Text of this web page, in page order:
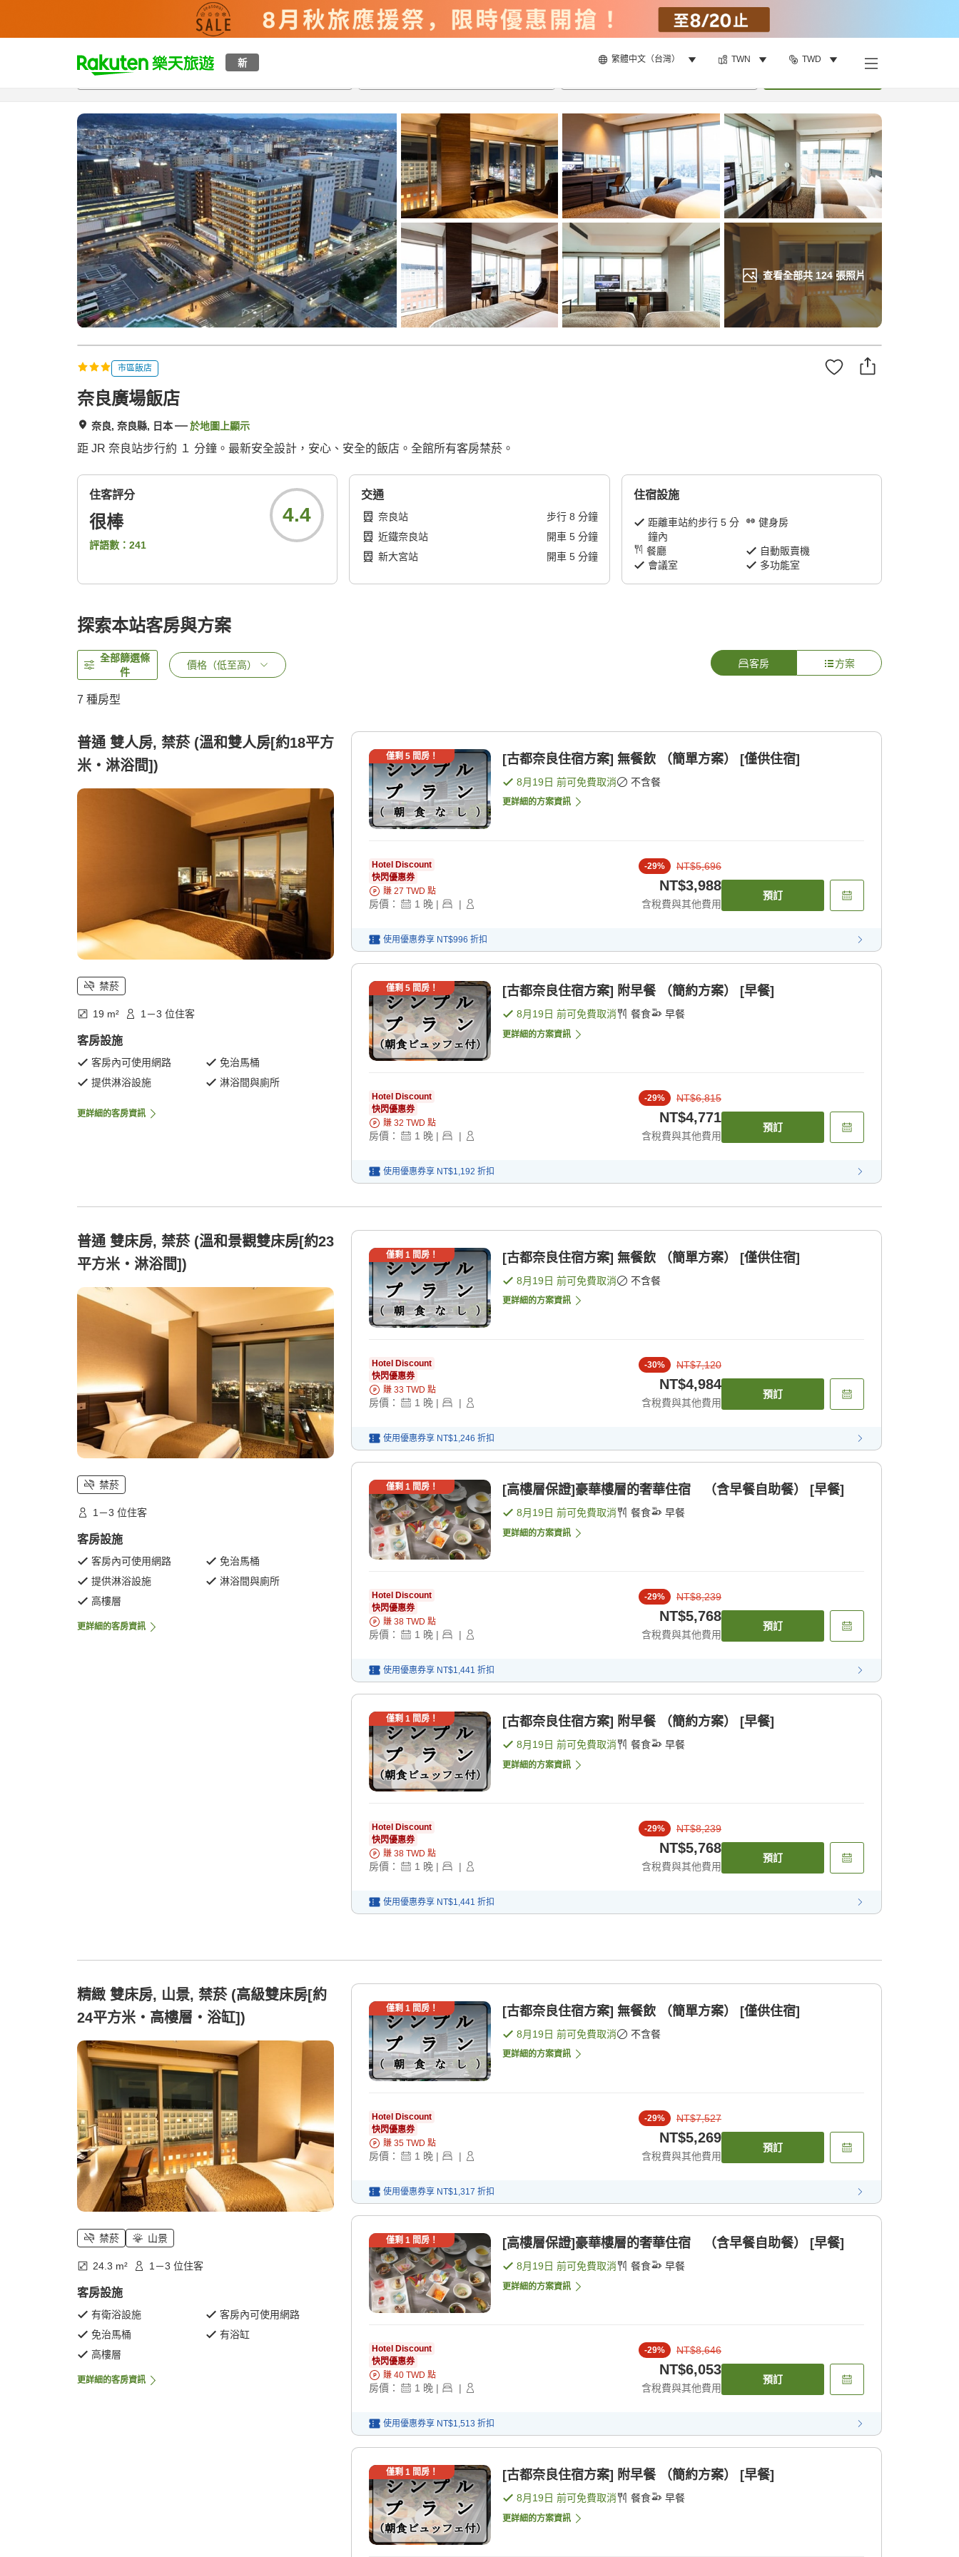
新 繁體中文（台灣） TWN TWD
t
p
a
g
e
_
s
e
a
r
c
h
查看全部共124張照片
總覽客房與方案評語設施
市區飯店
奈良廣場飯店
奈良, 奈良縣, 日本 於地圖上顯示
距 JR 奈良站步行約 １ 分鐘。最新安全設計，安心、安全的飯店。全館所有客房禁菸。
住客評分
很棒
評語數： 241
4.4
交通
奈良站 步行 8 分鐘
近鐵奈良站
開車 5分鐘
新大宮站
開車 5分鐘
住宿設施
距離車站約步行 5 分
鐘內
健身房
餐廳
自動販賣機
會議室
多功能室
探索本站客房與方案
全部篩選條
件
價格（低至高） 客房 方案
7 種房型
普通 雙人房, 禁菸 (溫和雙人房[約18平方
米・淋浴間])
禁菸
19 m² 1－3 位住客
客房設施
客房內可使用網路
免治馬桶
提供淋浴設施
淋浴間與廁所
更詳細的客房資訊
僅剩 5間房！ [古都奈良住宿方案] 無餐飲 （簡單方案） [僅供住宿]
8月19日 前可免費取消 不含餐
更詳細的方案資訊
Hotel Discount
快閃優惠券
賺 27 TWD 點
房價： 1 晚 | |
-29% NT$5,696
NT$3,988
含稅費與其他費用
預訂
使用優惠券享 NT$996 折扣
僅剩 5間房！ [古都奈良住宿方案] 附早餐 （簡約方案） [早餐]
8月19日 前可免費取消 餐食 早餐
更詳細的方案資訊
Hotel Discount
快閃優惠券
賺 32 TWD 點
房價： 1 晚 | |
-29% NT$6,815
NT$4,771
含稅費與其他費用
預訂
使用優惠券享 NT$1,192 折扣
普通 雙床房, 禁菸 (溫和景觀雙床房[約23
平方米・淋浴間])
禁菸
1－3 位住客
客房設施
客房內可使用網路
免治馬桶
提供淋浴設施
淋浴間與廁所
高樓層
更詳細的客房資訊
僅剩 1間房！ [古都奈良住宿方案] 無餐飲 （簡單方案） [僅供住宿]
8月19日 前可免費取消 不含餐
更詳細的方案資訊
Hotel Discount
快閃優惠券
賺 33 TWD 點
房價： 1 晚 | |
-30% NT$7,120
NT$4,984
含稅費與其他費用
預訂
使用優惠券享 NT$1,246 折扣
僅剩 1間房！ [高樓層保證]豪華樓層的奢華住宿 （含早餐自助餐） [早餐]
8月19日 前可免費取消 餐食 早餐
更詳細的方案資訊
Hotel Discount
快閃優惠券
賺 38 TWD 點
房價： 1 晚 | |
-29% NT$8,239
NT$5,768
含稅費與其他費用
預訂
使用優惠券享 NT$1,441 折扣
僅剩 1間房！ [古都奈良住宿方案] 附早餐 （簡約方案） [早餐]
8月19日 前可免費取消 餐食 早餐
更詳細的方案資訊
Hotel Discount
快閃優惠券
賺 38 TWD 點
房價： 1 晚 | |
-29% NT$8,239
NT$5,768
含稅費與其他費用
預訂
使用優惠券享 NT$1,441 折扣
精緻 雙床房, 山景, 禁菸 (高級雙床房[約
24平方米・高樓層・浴缸])
禁菸 山景
24.3 m² 1－3 位住客
客房設施
有衛浴設施
客房內可使用網路
免治馬桶
有浴缸
高樓層
更詳細的客房資訊
僅剩 1間房！ [古都奈良住宿方案] 無餐飲 （簡單方案） [僅供住宿]
8月19日 前可免費取消 不含餐
更詳細的方案資訊
Hotel Discount
快閃優惠券
賺 35 TWD 點
房價： 1 晚 | |
-29% NT$7,527
NT$5,269
含稅費與其他費用
預訂
使用優惠券享 NT$1,317 折扣
僅剩 1間房！ [高樓層保證]豪華樓層的奢華住宿 （含早餐自助餐） [早餐]
8月19日 前可免費取消 餐食 早餐
更詳細的方案資訊
Hotel Discount
快閃優惠券
賺 40 TWD 點
房價： 1 晚 | |
-29% NT$8,646
NT$6,053
含稅費與其他費用
預訂
使用優惠券享 NT$1,513 折扣
僅剩 1間房！ [古都奈良住宿方案] 附早餐 （簡約方案） [早餐]
8月19日 前可免費取消 餐食 早餐
更詳細的方案資訊